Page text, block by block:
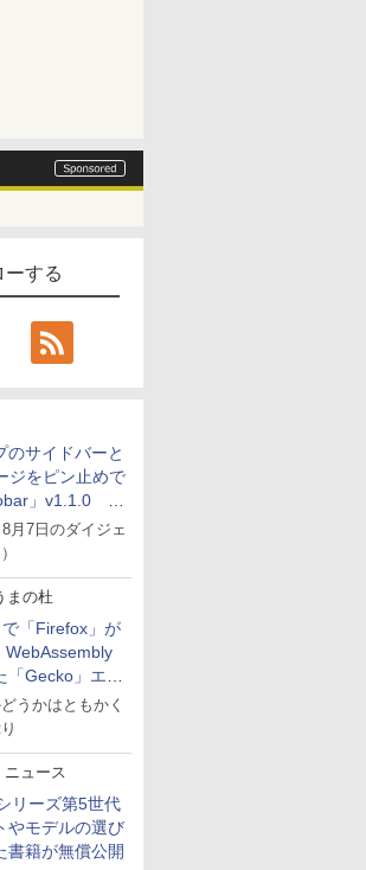
ーする
のサイドバーと
ジをピン止めで
」v1.1.0 ほ
月7日のダイジェ
まの杜
で「Firefox」が
Gecko」エン
うかはともかく
ニュース
リーズ第5世代
やモデルの選び
書籍が無償公開